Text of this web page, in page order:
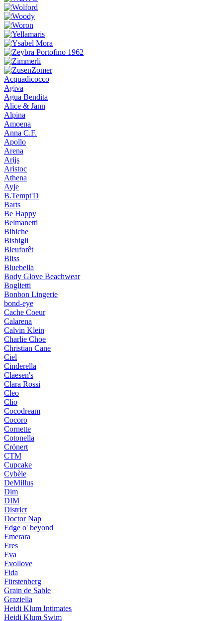
Acquadicocco
Agiva
Agua Bendita
Alice & Jann
Alpina
Amoena
Anna C.F.
Apollo
Arena
Arijs
Aristoc
Athena
Ayje
B.Tempt'D
Barts
Be Happy
Belmanetti
Bibiche
Bisbigli
Bleuforêt
Bliss
Bluebella
Body Glove Beachwear
Boglietti
Bonbon Lingerie
bond-eye
Cache Coeur
Calarena
Calvin Klein
Charlie Choe
Christian Cane
Ciel
Cinderella
Claesen's
Clara Rossi
Cleo
Clio
Cocodream
Cocoro
Cornette
Cotonella
Crönert
CTM
Cupcake
Cybèle
DeMillus
Dim
DIM
District
Doctor Nap
Edge o' beyond
Emerara
Eres
Eva
Evollove
Fida
Fürstenberg
Grain de Sable
Graziella
Heidi Klum Intimates
Heidi Klum Swim